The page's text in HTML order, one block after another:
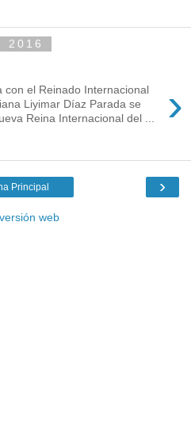
2016
›
con el Reinado Internacional
Liyimar Díaz Parada se
Reina Internacional del ...
›
Principal
web